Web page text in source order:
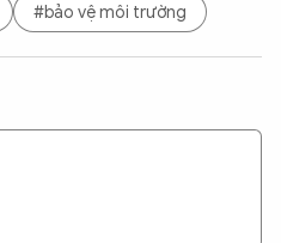
#bảo vệ môi trường